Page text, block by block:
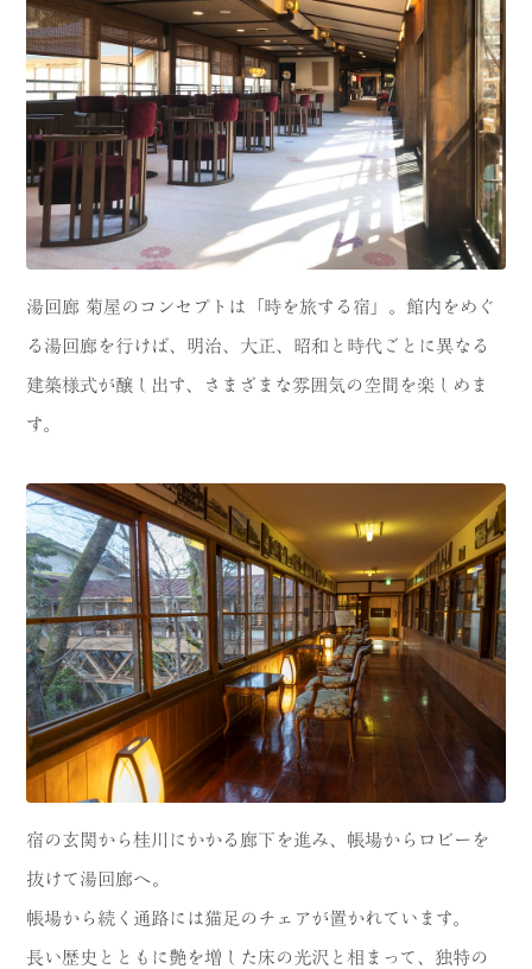
湯回廊 菊屋のコンセプトは「時を旅する宿」。館内をめぐ
る湯回廊を行けば、明治、大正、昭和と時代ごとに異なる
建築様式が醸し出す、さまざまな雰囲気の空間を楽しめま
す。
宿の玄関から桂川にかかる廊下を進み、帳場からロビーを
抜けて湯回廊へ。
帳場から続く通路には猫足のチェアが置かれています。
長い歴史とともに艶を増した床の光沢と相まって、独特の